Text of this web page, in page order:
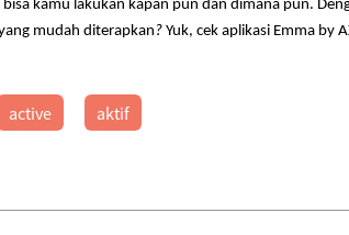
kamu lakukan kapan pun dan dimana pun.
mudah diterapkan ? Yuk, cek aplikasi Emma by
active aktif